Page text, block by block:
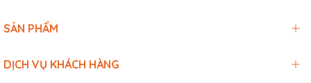
SẢN PHẨM
DỊCH VỤ KHÁCH HÀNG